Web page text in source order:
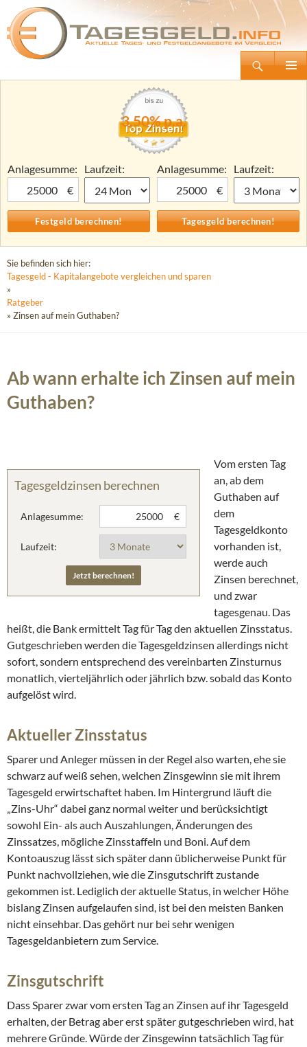
Tagesgeld.info – Tagesgeldkonten vergleichen und Tagesgeld-Zinsen berechnen
Zum
3,50% p.a.
Anlagesumme:
€
Laufzeit:
Anlagesumme:
€
Laufzeit:
Sie befinden sich hier:
Tagesgeld - Kapitalangebote vergleichen und sparen
»
Ratgeber
» Zinsen auf mein Guthaben?
Ab wann erhalte ich Zinsen auf mein
Guthaben?
Tagesgeldzinsen berechnen
Anlagesumme: €
Laufzeit:
Vom ersten Tag
an, ab dem
Guthaben auf
dem
Tagesgeldkonto
vorhanden ist,
werde auch
Zinsen berechnet,
und zwar
tagesgenau. Das
heißt, die Bank ermittelt Tag für Tag den aktuellen Zinsstatus.
Gutgeschrieben werden die Tagesgeldzinsen allerdings nicht
sofort, sondern entsprechend des vereinbarten Zinsturnus
monatlich, vierteljährlich oder jährlich bzw. sobald das Konto
aufgelöst wird.
Aktueller Zinsstatus
Sparer und Anleger müssen in der Regel also warten, ehe sie
schwarz auf weiß sehen, welchen Zinsgewinn sie mit ihrem
Tagesgeld erwirtschaftet haben. Im Hintergrund läuft die
„Zins-Uhr“ dabei ganz normal weiter und berücksichtigt
sowohl Ein- als auch Auszahlungen, Änderungen des
Zinssatzes, mögliche Zinsstaffeln und Boni. Auf dem
Kontoauszug lässt sich später dann üblicherweise Punkt für
Punkt nachvollziehen, wie die Zinsgutschrift zustande
gekommen ist. Lediglich der aktuelle Status, in welcher Höhe
bislang Zinsen aufgelaufen sind, ist bei den meisten Banken
nicht einsehbar. Das gehört nur bei sehr wenigen
Tagesgeldanbietern zum Service.
Zinsgutschrift
Dass Sparer zwar vom ersten Tag an Zinsen auf ihr Tagesgeld
erhalten, der Betrag aber erst später gutgeschrieben wird, hat
mehrere Gründe. Würde der Zinsgewinn tatsächlich Tag für